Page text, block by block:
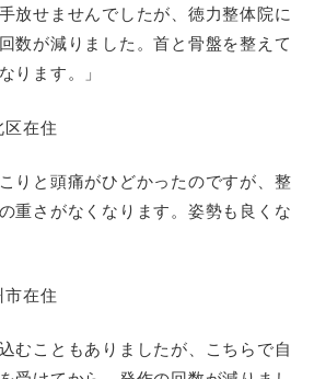
放せませんでしたが、徳力整体院に
数が減りました。首と骨盤を整えて
ります。」
在住
りと頭痛がひどかったのですが、整
重さがなくなります。姿勢も良くな
在住
むこともありましたが、こちらで自